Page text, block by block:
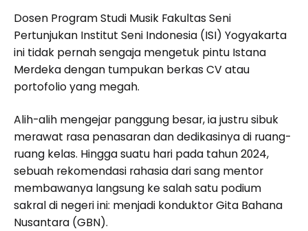
Dosen Program Studi Musik Fakultas Seni
Pertunjukan Institut Seni Indonesia (ISI) Yogyakarta
ini tidak pernah sengaja mengetuk pintu Istana
Merdeka dengan tumpukan berkas CV atau
portofolio yang megah.
Alih-alih mengejar panggung besar, ia justru sibuk
merawat rasa penasaran dan dedikasinya di ruang-
ruang kelas. Hingga suatu hari pada tahun 2024,
sebuah rekomendasi rahasia dari sang mentor
membawanya langsung ke salah satu podium
sakral di negeri ini: menjadi konduktor Gita Bahana
Nusantara (GBN).